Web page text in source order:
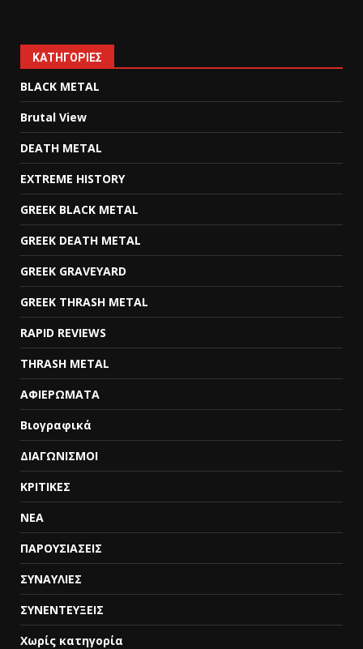
KΑΤΗΓΟΡΊΕΣ
BLACK METAL
Brutal View
DEATH METAL
EXTREME HISTORY
GREEK BLACK METAL
GREEK DEATH METAL
GREEK GRAVEYARD
GREEK THRASH METAL
RAPID REVIEWS
THRASH METAL
ΑΦΙΕΡΩΜΑΤΑ
Βιογραφικά
ΔΙΑΓΩΝΙΣΜΟΙ
ΚΡΙΤΙΚΕΣ
ΝΕΑ
ΠΑΡΟΥΣΙΑΣΕΙΣ
ΣΥΝΑΥΛΙΕΣ
ΣΥΝΕΝΤΕΥΞΕΙΣ
Χωρίς κατηγορία